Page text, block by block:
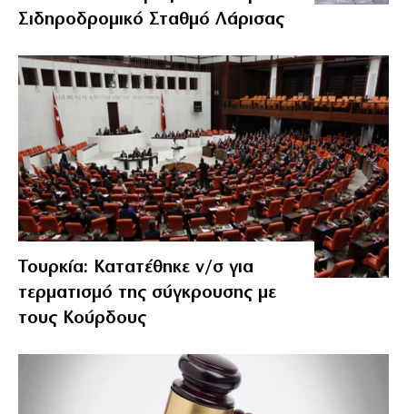
Σιδηροδρομικό Σταθμό Λάρισας
Τουρκία: Κατατέθηκε ν/σ για
τερματισμό της σύγκρουσης με
τους Κούρδους